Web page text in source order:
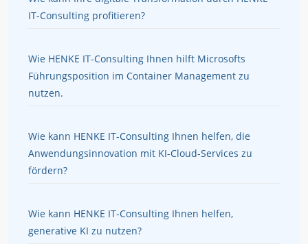
IT-Consulting profitieren?
Wie HENKE IT-Consulting Ihnen hilft Microsofts
Führungsposition im Container Management zu
nutzen.
Wie kann HENKE IT-Consulting Ihnen helfen, die
Anwendungsinnovation mit KI-Cloud-Services zu
fördern?
Wie kann HENKE IT-Consulting Ihnen helfen,
generative KI zu nutzen?